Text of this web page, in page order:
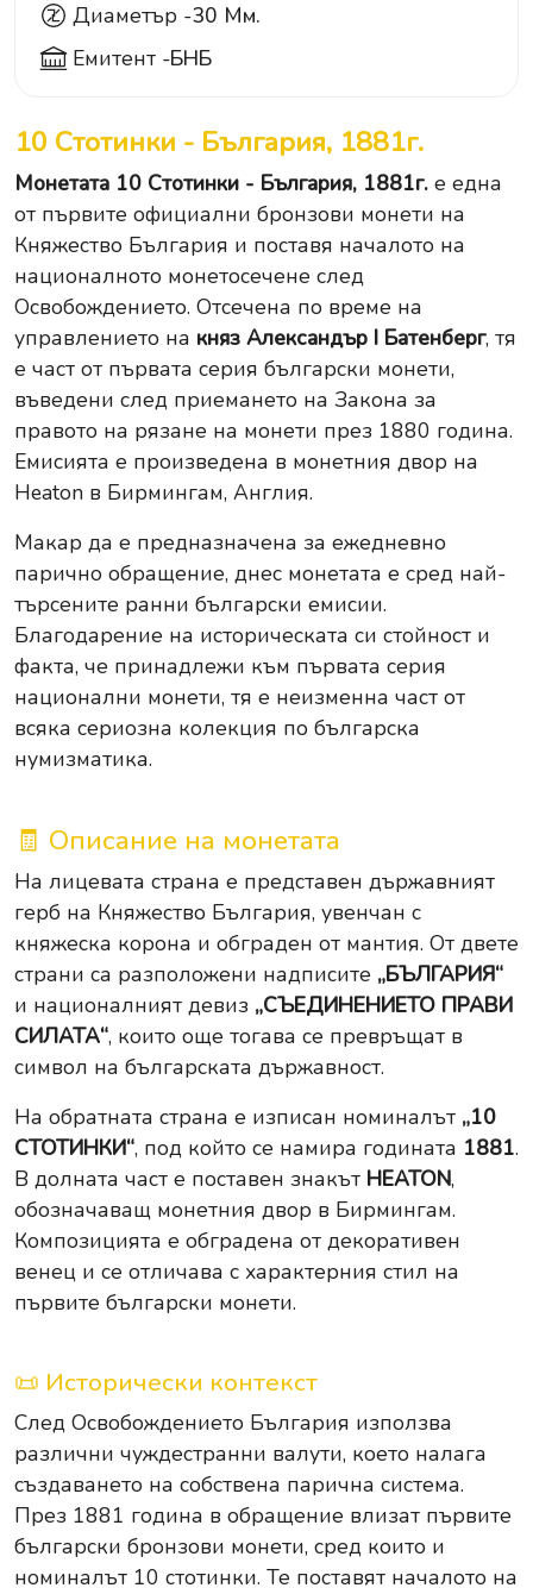
Диаметър -30 Мм.
Емитент -БНБ
10 Стотинки - България, 1881г.
Монетата 10 Стотинки - България, 1881г. е една
от първите официални бронзови монети на
Княжество България и поставя началото на
националното монетосечене след
Освобождението. Отсечена по време на
управлението на княз Александър I Батенберг, тя
е част от първата серия български монети,
въведени след приемането на Закона за
правото на рязане на монети през 1880 година.
Емисията е произведена в монетния двор на
Heaton в Бирмингам, Англия.
Макар да е предназначена за ежедневно
парично обращение, днес монетата е сред най-
търсените ранни български емисии.
Благодарение на историческата си стойност и
факта, че принадлежи към първата серия
национални монети, тя е неизменна част от
всяка сериозна колекция по българска
нумизматика.
🧾 Описание на монетата
На лицевата страна е представен държавният
герб на Княжество България, увенчан с
княжеска корона и обграден от мантия. От двете
страни са разположени надписите „БЪЛГАРИЯ“
и националният девиз „СЪЕДИНЕНИЕТО ПРАВИ
СИЛАТА“, които още тогава се превръщат в
символ на българската държавност.
На обратната страна е изписан номиналът „10
СТОТИНКИ“, под който се намира годината 1881.
В долната част е поставен знакът HEATON,
обозначаващ монетния двор в Бирмингам.
Композицията е обградена от декоративен
венец и се отличава с характерния стил на
първите български монети.
📜 Исторически контекст
След Освобождението България използва
различни чуждестранни валути, което налага
създаването на собствена парична система.
През 1881 година в обращение влизат първите
български бронзови монети, сред които и
номиналът 10 стотинки. Те поставят началото на